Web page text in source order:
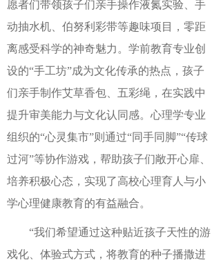
愿者们带领孩子们亲手操作液氮实验、手
动抽水机、伯努利彩带等趣味项目，零距
离感受科学的神奇魅力。学前教育专业创
设的“手工坊”成为文化传承的热点，孩子
们亲手制作艾草香包、五彩绳，在实践中
提升审美能力与文化认同感。心理学专业
组织的“心灵集市”则通过“同手同脚”“传球
过河”等协作游戏，帮助孩子们敞开心扉、
培养积极心态，实现了高校心理育人与小
学心理健康教育的有益融合。
“我们希望通过这种贴近孩子天性的游
戏化、体验式方式，将教育的种子播撒进